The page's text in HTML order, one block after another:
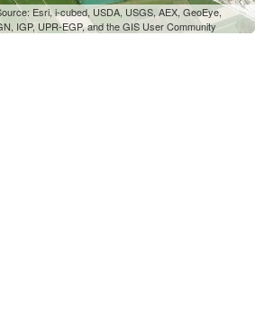
Esri, i-cubed, USDA, USGS, AEX, GeoEye,
IGP, UPR-EGP, and the GIS User Community